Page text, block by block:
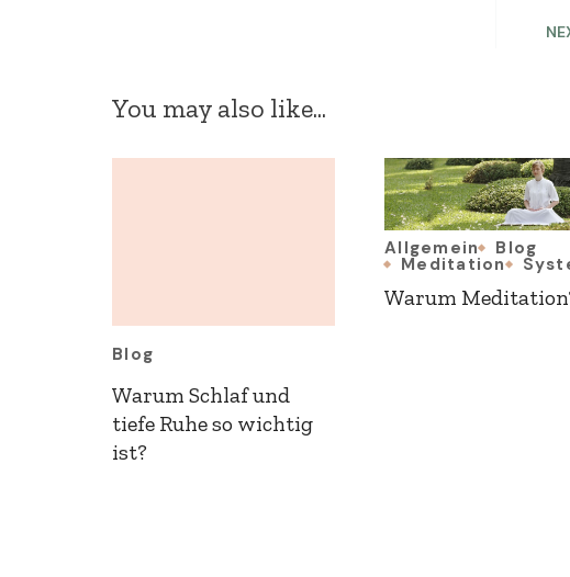
You may also like...
Blog
Warum Schlaf und
tiefe Ruhe so wichtig
ist?
Allgemein Blog
Meditation
Warum